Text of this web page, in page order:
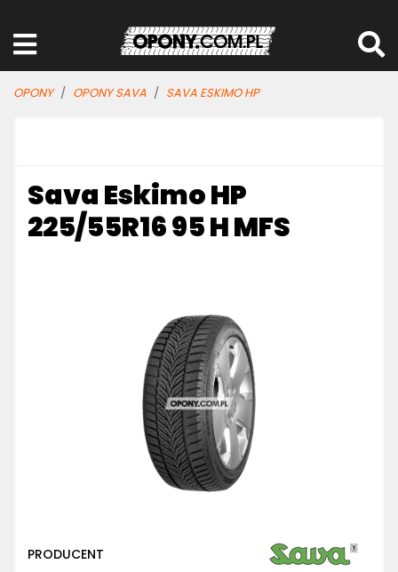
OPONY OPONY SAVA SAVA ESKIMO HP
Sava Eskimo HP
225/55R16 95 H MFS
PRODUCENT